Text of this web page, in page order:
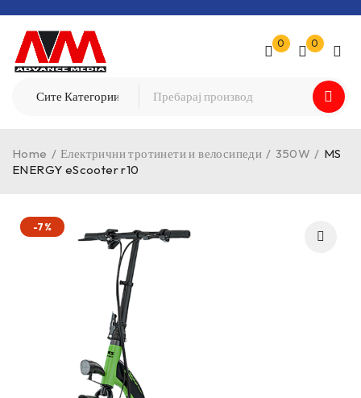
0 0
Home / Електрични тротинети и велосипеди / 350W / MS
ENERGY eScooter r10
-7%